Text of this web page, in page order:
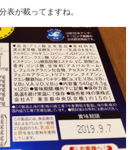
表が載ってますね。